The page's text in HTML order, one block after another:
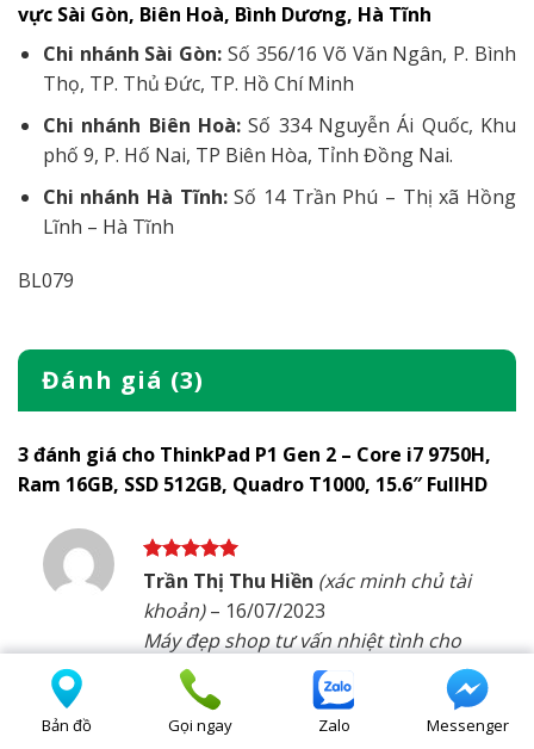
vực Sài Gòn, Biên Hoà, Bình Dương, Hà Tĩnh
Chi nhánh Sài Gòn:Số 356/16 Võ Văn Ngân, P. Bình
Thọ, TP. Thủ Đức, TP. Hồ Chí Minh
Chi nhánh Biên Hoà:Số 334 Nguyễn Ái Quốc, Khu
phố 9, P. Hố Nai, TP Biên Hòa, Tỉnh Đồng Nai.
Chi nhánh Hà Tĩnh:Số 14 Trần Phú – Thị xã Hồng
Lĩnh – Hà Tĩnh
BL079
Đánh giá (3)
3 đánh giá cho ThinkPad P1 Gen 2 – Core i7 9750H,
Ram 16GB, SSD 512GB, Quadro T1000, 15.6″ FullHD
Được xếp
hạng
sao
Trần Thị Thu Hiền (xác minh chủ tài
khoản) – 16/07/2023
Máy đẹp shop tư vấn nhiệt tình cho
shop 5 sao
Bản đồ Gọi ngay Zalo Messenger